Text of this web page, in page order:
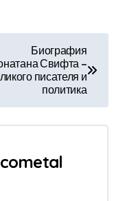
Биография
Свифта –
писателя и
политика